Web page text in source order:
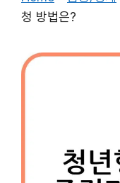
청 방법은?